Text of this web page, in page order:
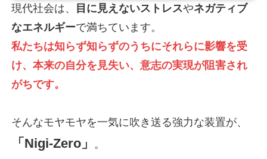
現代社会は、 目に見えないストレスやネガティブ
なエネルギーで満ちています。
私たちは知らず知らずのうちにそれらに影響を受
け、本来の自分を見失い、意志の実現が阻害され
がちです。
そんなモヤモヤを一気に吹き送る強力な装置が、
「Nigi-Zero」 。